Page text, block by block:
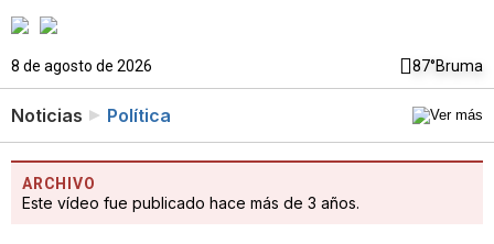
8 de agosto de 2026 87°Bruma
Noticias Política
ARCHIVO
Este vídeo fue publicado hace más de 3 años.